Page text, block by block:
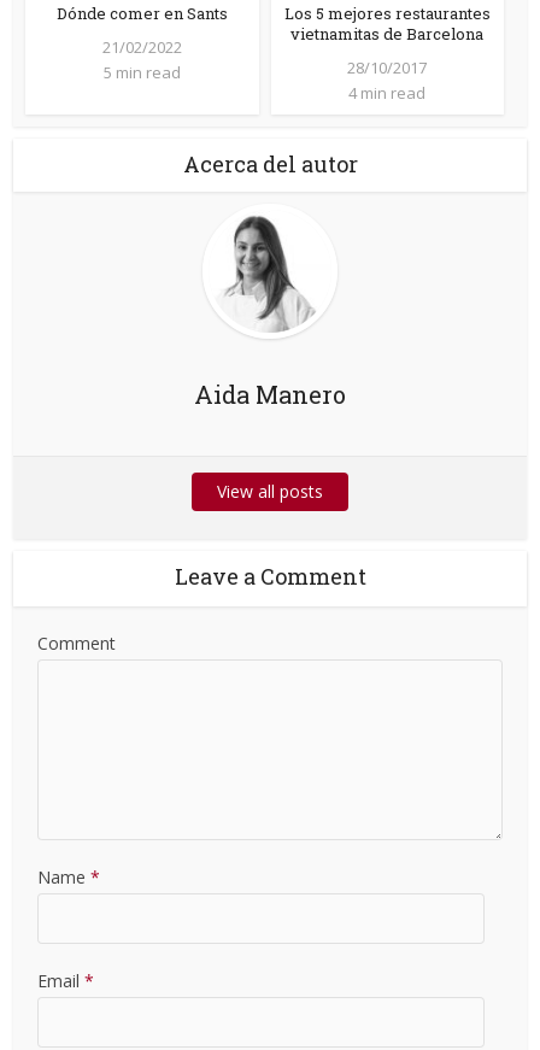
Dónde comer en Sants
21/02/2022
5 min read
Los 5 mejores restaurantes
vietnamitas de Barcelona
28/10/2017
4 min read
Acerca del autor
Aida Manero
View all posts
Leave a Comment
Comment
Name *
Email *